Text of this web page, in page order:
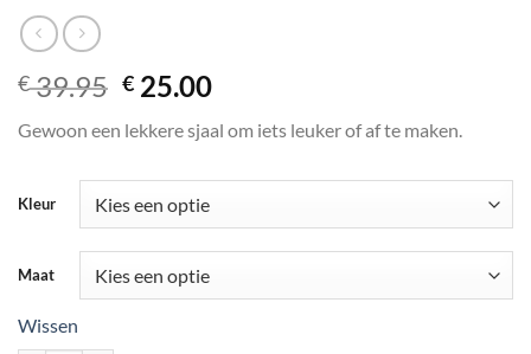
€39.95 Oorspronkelijke prijs was: €
€ 25.00Huidige prijs is: € 25.00.
Gewoon een lekkere sjaal om iets leuker of af te maken.
Kleur
Maat
Wissen